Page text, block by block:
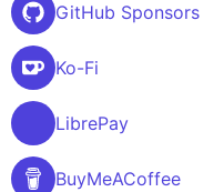
GitHub Sponsors
Ko-Fi
LibrePay
BuyMeACoffee